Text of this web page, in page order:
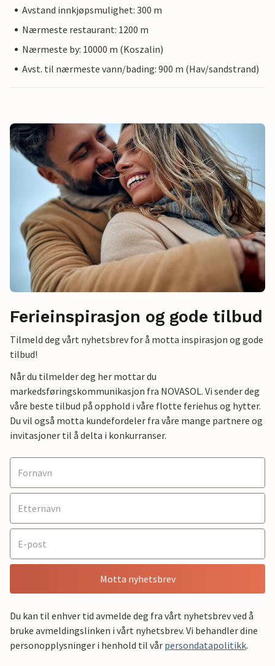
Avstand innkjøpsmulighet: 300 m
Nærmeste restaurant: 1200 m
Nærmeste by: 10000 m (Koszalin)
Avst. til nærmeste vann/bading: 900 m (Hav/sandstrand)
Ferieinspirasjon og gode tilbud
Tilmeld deg vårt nyhetsbrev for å motta inspirasjon og gode
tilbud!
Når du tilmelder deg her mottar du
markedsføringskommunikasjon fra NOVASOL. Vi sender deg
våre beste tilbud på opphold i våre flotte feriehus og hytter.
Du vil også motta kundefordeler fra våre mange partnere og
invitasjoner til å delta i konkurranser.
Motta nyhetsbrev
Du kan til enhver tid avmelde deg fra vårt nyhetsbrev ved å
bruke avmeldingslinken i vårt nyhetsbrev. Vi behandler dine
personopplysninger i henhold til vår persondatapolitikk.